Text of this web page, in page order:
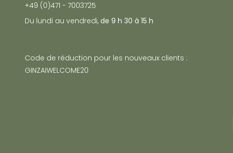
+49 (0)471 - 7003725
Du lundi au vendredi, de 9 h 30 à 15 h
Code de réduction pour les nouveaux clients :
GINZAIWELCOME20